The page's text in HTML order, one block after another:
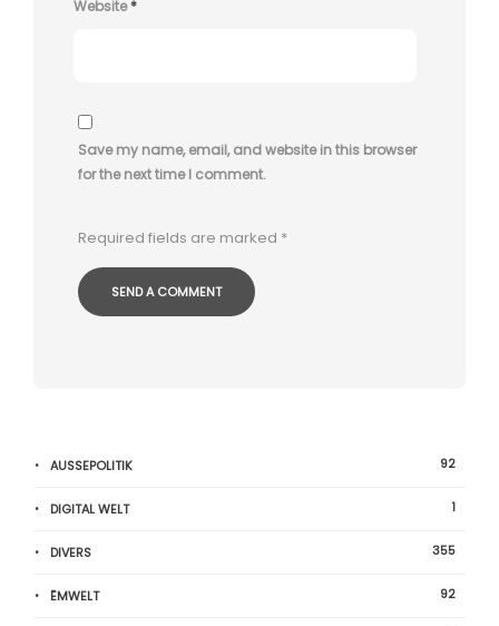
Website*
Save my name, email, and website in this browser
for the next time I comment.
Required fields are marked *
AUSSEPOLITIK 92
DIGITAL WELT 1
DIVERS 355
ËMWELT 92